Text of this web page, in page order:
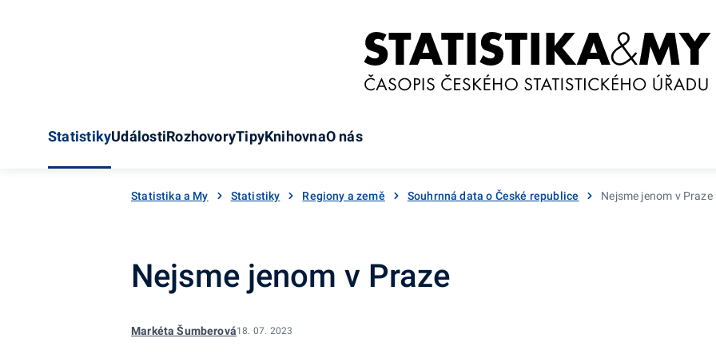
StatistikyUdálostiRozhovoryTipyKnihovnaO nás
Statistika a My Statistiky Regiony a země Souhrnná data o České republice Nejsme jenom v Praze
Nejsme jenom v Praze
Markéta Šumberová18. 07. 2023